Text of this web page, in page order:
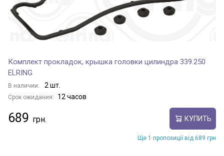
Комплект прокладок, крышка головки цилиндра 339.250
ELRING
В наличии: 2 шт.
Срок ожидания: 12 часов
689 КУПИТЬ
Ще 1 пропозиції від 689 грн